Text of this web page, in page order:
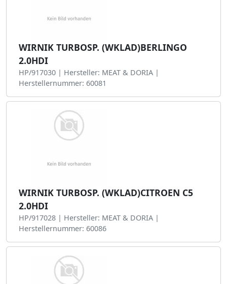
WIRNIK TURBOSP. (WKLAD)BERLINGO
2.0HDI
HP/917030 | Hersteller: MEAT & DORIA |
Herstellernummer: 60081
WIRNIK TURBOSP. (WKLAD)CITROEN C5
2.0HDI
HP/917028 | Hersteller: MEAT & DORIA |
Herstellernummer: 60086